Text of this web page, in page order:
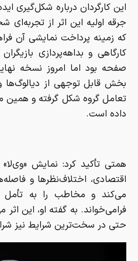
این کارگردان درباره شکل‌گیری
جرقه اولیه این اثر از
که زمینه پرداخت نمایشی آن
بخش قابل توجهی از دیالوگ‌ها
تعامل گروه شکل گرفته و همین
داده است.
همتی تأکید کرد: نمایش
اقتصادی، اختلاف‌نظرها و
می‌کند و مخاطب را به تأمل
فرامی‌خواند. به گفته او، این
حتی در سخت‌ترین شرایط نیز